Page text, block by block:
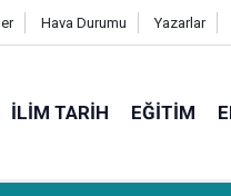
Hava Durumu Yazarlar
İLIM TARIH EĞITIM